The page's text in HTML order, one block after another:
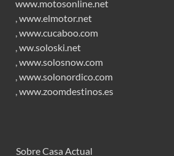
www.motosonline.net
www.elmotor.net
www.cucaboo.com
ww.soloski.net
www.solosnow.com
www.solonordico.com
www.zoomdestinos.es
Sobre Casa Actual